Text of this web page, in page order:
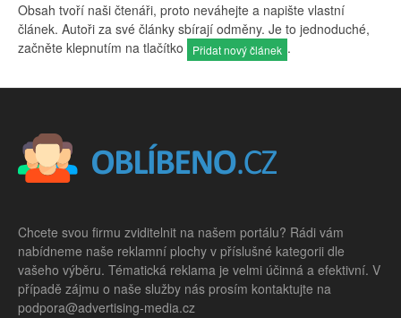
Obsah tvoří naši čtenáři, proto neváhejte a napište vlastní
článek. Autoři za své články sbírají odměny. Je to jednoduché,
začněte klepnutím na tlačítko
Přidat nový článek .
Chcete svou firmu zviditelnit na našem portálu? Rádi vám
nabídneme naše reklamní plochy v příslušné kategorii dle
vašeho výběru. Tématická reklama je velmi účinná a efektivní. V
případě zájmu o naše služby nás prosím kontaktujte na
podpora@advertising-media.cz